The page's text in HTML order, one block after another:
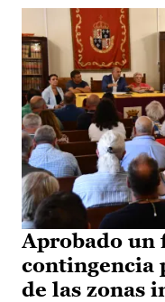
Aprobado un
contingencia
de las zonas